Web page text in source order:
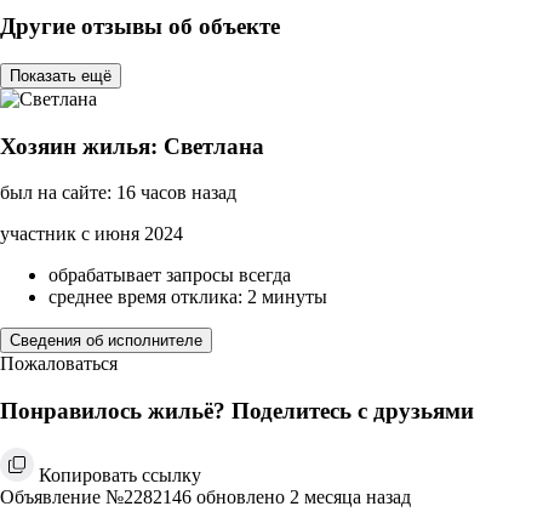
Другие отзывы об объекте
Показать ещё
Хозяин жилья: Светлана
был на сайте: 16 часов назад
участник с июня 2024
обрабатывает запросы всегда
среднее время отклика: 2 минуты
Сведения об исполнителе
Пожаловаться
Понравилось жильё? Поделитесь с друзьями
Копировать ссылку
Объявление №2282146 обновлено 2 месяца назад